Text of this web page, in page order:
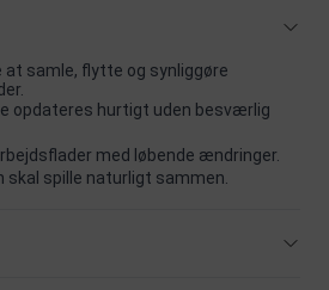
samle, flytte og synliggøre
opdateres hurtigt uden besværlig
med løbende ændringer.
spille naturligt sammen.